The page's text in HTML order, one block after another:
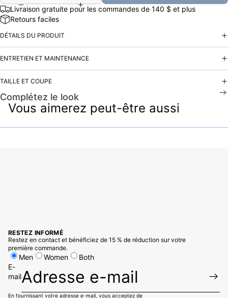
Livraison gratuite pour les commandes de 140 $ et plus
Retours faciles
DÉTAILS DU PRODUIT
ENTRETIEN ET MAINTENANCE
TAILLE ET COUPE
Complétez le look
Vous aimerez peut-être aussi
RESTEZ INFORMÉ
Restez en contact et bénéficiez de 15 % de réduction sur votre
première commande.
Men Women
Both
E-
mail
En fournissant votre adresse e-mail, vous acceptez de